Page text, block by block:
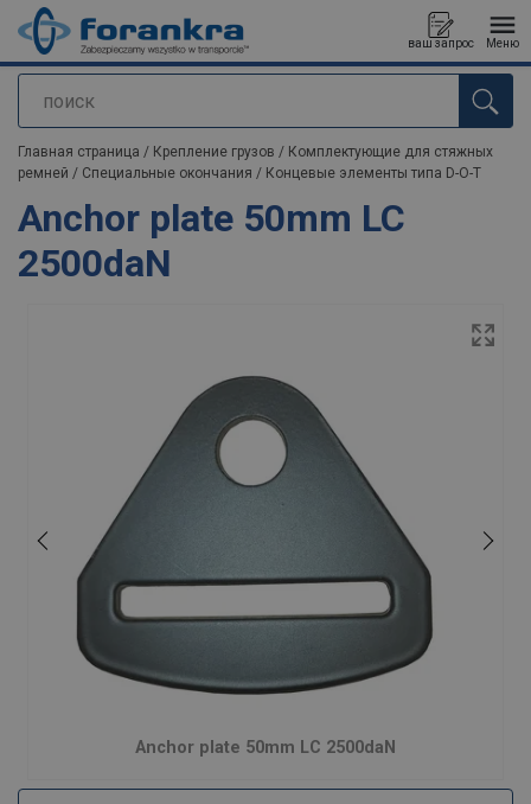
поиск
ваш запрос Меню
Продукт добавлен в ваш запрос
Главная страница / Крепление грузов / Комплектующие для стяжных
ремней / Специальные окончания / Концевые элементы типа D-O-T
Anchor plate 50mm LC
2500daN
Anchor plate 50mm LC 2500daN